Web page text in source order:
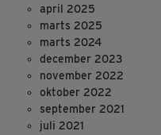
april 2025
marts 2025
marts 2024
december 2023
november 2022
oktober 2022
september 2021
juli 2021